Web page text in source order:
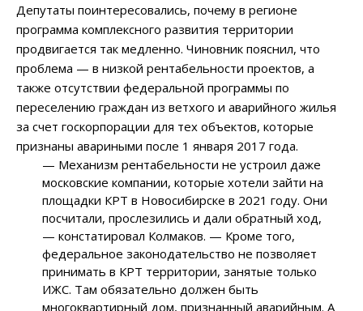
Депутаты поинтересовались, почему в регионе
программа комплексного развития территории
продвигается так медленно. Чиновник пояснил, что
проблема — в низкой рентабельности проектов, а
также отсутствии федеральной программы по
переселению граждан из ветхого и аварийного жилья
за счет госкорпорации для тех объектов, которые
признаны авариными после 1 января 2017 года.
— Механизм рентабельности не устроил даже
московские компании, которые хотели зайти на
площадки КРТ в Новосибирске в 2021 году. Они
посчитали, прослезились и дали обратный ход,
— констатировал Колмаков. — Кроме того,
федеральное законодательство не позволяет
принимать в КРТ территории, занятые только
ИЖС. Там обязательно должен быть
многоквартирный дом, признанный аварийным. А